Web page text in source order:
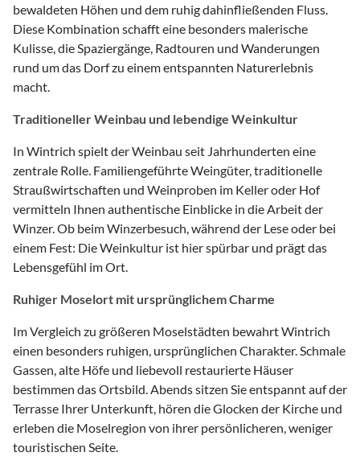
bewaldeten Höhen und dem ruhig dahinfließenden Fluss.
Diese Kombination schafft eine besonders malerische
Kulisse, die Spaziergänge, Radtouren und Wanderungen
rund um das Dorf zu einem entspannten Naturerlebnis
macht.
Traditioneller Weinbau und lebendige Weinkultur
In Wintrich spielt der Weinbau seit Jahrhunderten eine
zentrale Rolle. Familiengeführte Weingüter, traditionelle
Straußwirtschaften und Weinproben im Keller oder Hof
vermitteln Ihnen authentische Einblicke in die Arbeit der
Winzer. Ob beim Winzerbesuch, während der Lese oder bei
einem Fest: Die Weinkultur ist hier spürbar und prägt das
Lebensgefühl im Ort.
Ruhiger Moselort mit ursprünglichem Charme
Im Vergleich zu größeren Moselstädten bewahrt Wintrich
einen besonders ruhigen, ursprünglichen Charakter. Schmale
Gassen, alte Höfe und liebevoll restaurierte Häuser
bestimmen das Ortsbild. Abends sitzen Sie entspannt auf der
Terrasse Ihrer Unterkunft, hören die Glocken der Kirche und
erleben die Moselregion von ihrer persönlicheren, weniger
touristischen Seite.